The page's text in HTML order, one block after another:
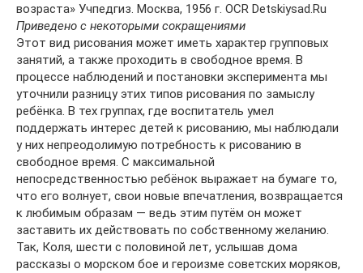
возраста» Учпедгиз. Москва, 1956 г. OCR Detskiysad.Ru
Приведено с некоторыми сокращениями
Этот вид рисования может иметь характер групповых
занятий, а также проходить в свободное время. В
процессе наблюдений и постановки эксперимента мы
уточнили разницу этих типов рисования по замыслу
ребёнка. В тех группах, где воспитатель умел
поддержать интерес детей к рисованию, мы наблюдали
у них непреодолимую потребность к рисованию в
свободное время. С максимальной
непосредственностью ребёнок выражает на бумаге то,
что его волнует, свои новые впечатления, возвращается
к любимым образам — ведь этим путём он может
заставить их действовать по собственному желанию.
Так, Коля, шести с половиной лет, услышав дома
рассказы о морском бое и героизме советских моряков,